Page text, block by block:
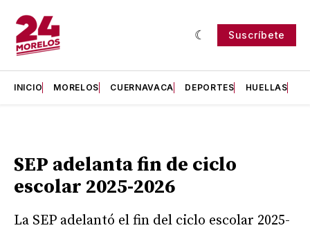
Suscríbete
INICIO MORELOS CUERNAVACA DEPORTES HUELLAS
SEP adelanta fin de ciclo
escolar 2025-2026
La SEP adelantó el fin del ciclo escolar 2025-